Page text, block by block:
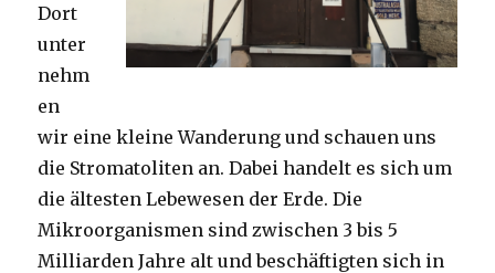
Dort
unter
nehm
en
wir eine kleine Wanderung und schauen uns
die Stromatoliten an. Dabei handelt es sich um
die ältesten Lebewesen der Erde. Die
Mikroorganismen sind zwischen 3 bis 5
Milliarden Jahre alt und beschäftigten sich in